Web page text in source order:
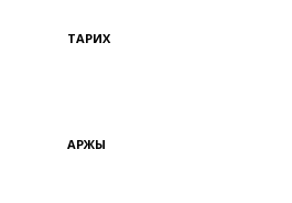
ТАРИХ
ҚАРЖЫ